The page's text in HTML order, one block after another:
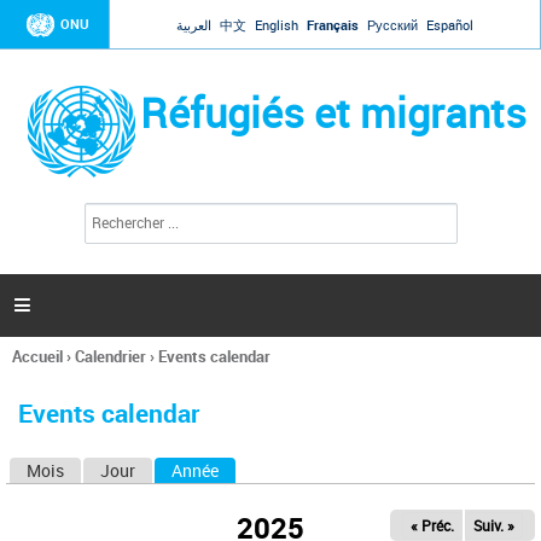
Jump to navigation
ONU العربية 中文 English Français Русский Español
Réfugiés et migrants
l
c
h
e

Vous
ici
Accueil›Calendrier› Events calendar
Events calendar
Mois Jour Année
2025 « Préc. Suiv. »